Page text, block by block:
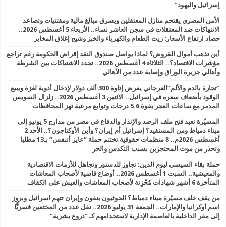
إسرائيل واليهود”
الأمن المصري يقتحم منازل المعتقلين ويسرق مبالغ مالية ومقتنيات وتصاعد
الانتهاكات ضد المعتقلات في سجن العاشر نساء.. الأربعاء 5 أغسطس 2026..
حصاد ارتفاع الأسعار: زيت الطعام والكهرباء والخبز وشبح إغلاق المخابز
أين تذهب أموال القروض؟ لماذا يواصل صندوق النقد إقراض الحكومة رغم تراجع
مؤشرات الاقتصاد؟.. الثلاثاء 4 أغسطس 2026.. تجدد الاشتباكات بين الشرطة
وأهالي جزيرة الوراق وإصابة عدد من الأهالي
“تجارة بالدم والألم”العرجاني يفرض إتاوة 300 ألف دولار لإدخال أدوية لغزة ويبيع
الوقود بأضعاف سعره في إسرائيل.. الاثنين 3 أغسطس 2026.. زلزال السويس
المدمر مع ساعات الفجر بقوة 5.6 درجات وتوابع مرعبة تهز المحافظات
المسيّرة تعيد فتح ملف الرصد والإنذار والدفاع في مصر من مدارج 5 يونيو إلى
ميناء دمياط ومن المستفيد؟ إسرائيل أم إيران؟ وأين الأوكتاجون؟.. الأحد 2
أغسطس 2026م.. 8 منظمات حقوقية تختتم حملة “عايز أتنفس” بـ13 مطلبا
وتحذر من موت المحتجزين بسبب التكدس والحر
حملة بقاء السيسي ليوم الدين: تجاوز للدستور وتجاهل للأزمات الاقتصادية
والمعيشية.. السبت 1 أغسطس 2026.. أوضاع قاسية لأصحاب المعاشات
المتأخرة 6 أشهر شهادات مُحْزِنة لأصحاب المعاشات والعيش على الكفاف
من يقف خلف مسيّرة ميناء دمياط؟ الحوثيون ينفون وإيران تتهم اسرائيل وبروز
اسم أوكرانيا والإمارات.. الجمعة 31 يوليو 2026.. نقل عدد من المختفين قسريًّا
إلى مقر الداخلية بالعاصمة الإدارية لاستخدامهم كـ “دروع بشرية”